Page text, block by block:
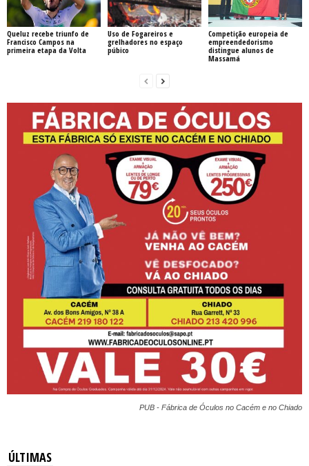
Queluz recebe triunfo de
Francisco Campos na
primeira etapa da Volta
Uso de Fogareiros e
grelhadores no espaço
púbico
Competição europeia de
empreendedorismo
distingue alunos de
Massamá
PUB - Fábrica de Óculos no Cacém e no Chiado
ÚLTIMAS